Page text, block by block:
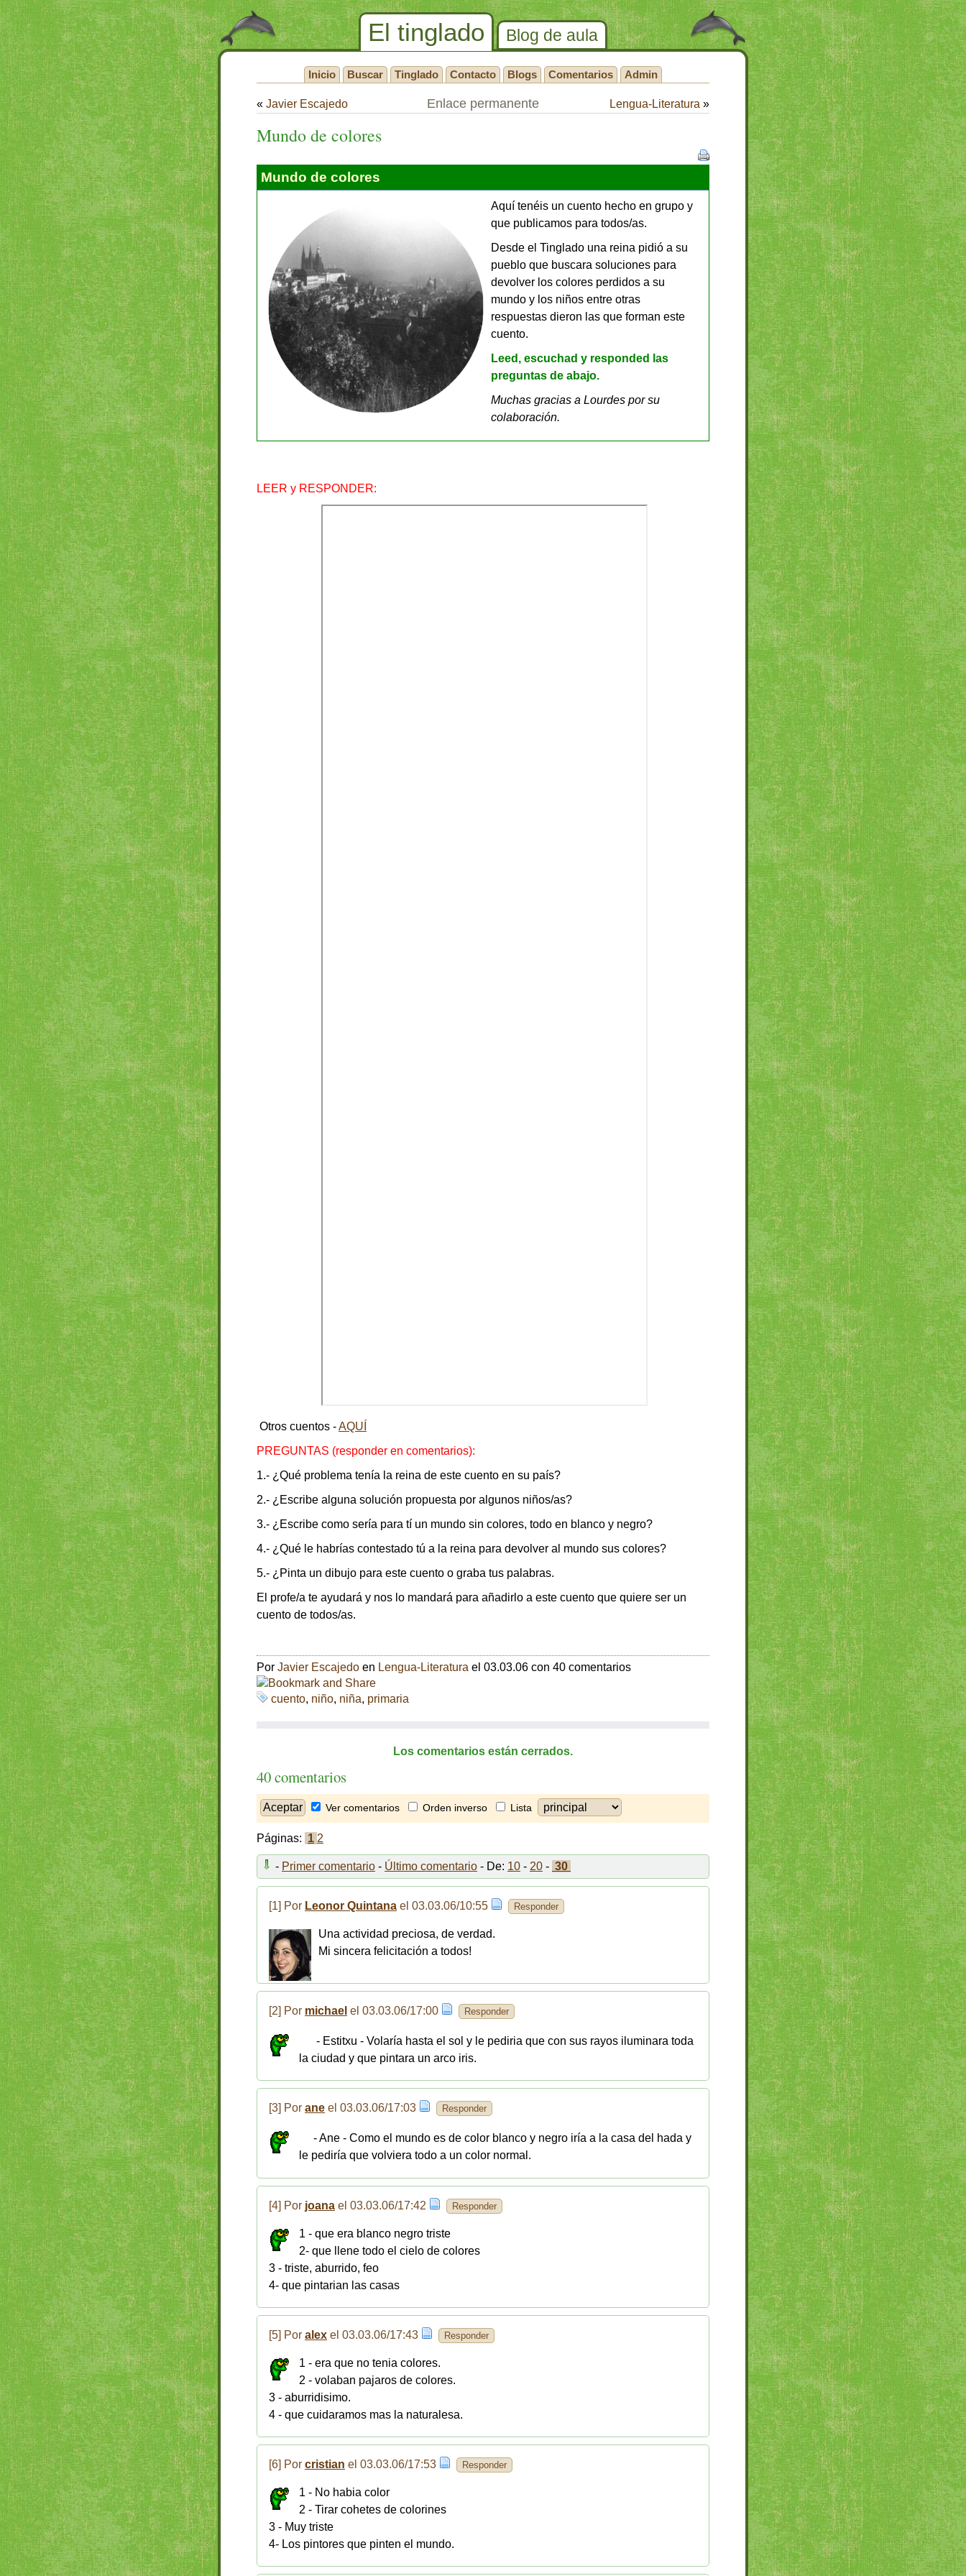
El tinglado Blog de aula
Inicio Buscar Tinglado Contacto Blogs Comentarios Admin
Enlace permanente
« Javier Escajedo Lengua-Literatura »
Mundo de colores
Mundo de colores
Aquí tenéis un cuento hecho en grupo y
que publicamos para todos/as.
Desde el Tinglado una reina pidió a su
pueblo que buscara soluciones para
devolver los colores perdidos a su
mundo y los niños entre otras
respuestas dieron las que forman este
cuento.
Leed, escuchad y responded las
preguntas de abajo.
Muchas gracias a Lourdes por su
colaboración.
LEER y RESPONDER:
Otros cuentos -AQUÍ
PREGUNTAS (responder en comentarios):
1.- ¿Qué problema tenía la reina de este cuento en su país?
2.- ¿Escribe alguna solución propuesta por algunos niños/as?
3.- ¿Escribe como sería para tí un mundo sin colores, todo en blanco y negro?
4.- ¿Qué le habrías contestado tú a la reina para devolver al mundo sus colores?
5.- ¿Pinta un dibujo para este cuento o graba tus palabras.
El profe/a te ayudará y nos lo mandará para añadirlo a este cuento que quiere ser un
cuento de todos/as.
Por Javier Escajedo en Lengua-Literatura el 03.03.06 con 40 comentarios
cuento, niño, niña, primaria
Los comentarios están cerrados.
40 comentarios
Ver comentarios Orden inverso Lista
Páginas: 1 2
- Primer comentario - Último comentario - De: 10 - 20 - 30
[1] Por Leonor Quintana el 03.03.06/10:55 Responder
Una actividad preciosa, de verdad.
Mi sincera felicitación a todos!
[2] Por michael el 03.03.06/17:00 Responder
- Estitxu - Volaría hasta el sol y le pediria que con sus rayos iluminara toda
la ciudad y que pintara un arco iris.
[3] Por ane el 03.03.06/17:03 Responder
- Ane - Como el mundo es de color blanco y negro iría a la casa del hada y
le pediría que volviera todo a un color normal.
[4] Por joana el 03.03.06/17:42 Responder
1 - que era blanco negro triste
2- que llene todo el cielo de colores
3 - triste, aburrido, feo
4- que pintarian las casas
[5] Por alex el 03.03.06/17:43 Responder
1 - era que no tenia colores.
2 - volaban pajaros de colores.
3 - aburridisimo.
4 - que cuidaramos mas la naturalesa.
[6] Por cristian el 03.03.06/17:53 Responder
1 - No habia color
2 - Tirar cohetes de colorines
3 - Muy triste
4- Los pintores que pinten el mundo.